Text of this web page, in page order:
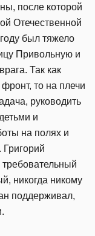
после которой
Отечественной
был тяжело
Привольную и
Так как
то на плечи
руководить
и
на полях и
никогда никому
поддерживал,